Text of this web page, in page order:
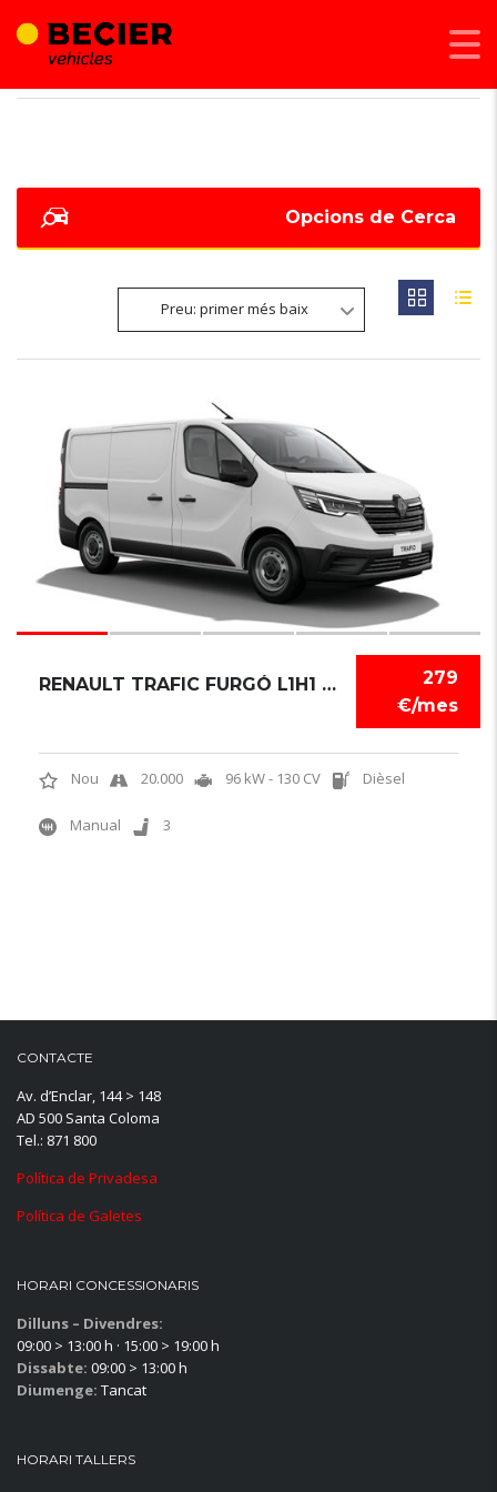
Opcions de Cerca
Preu: primer més baix
279
€/mes
RENAULT TRAFIC FURGÓ L1H1 BLUE DCI
Nou 20.000 96 kW - 130 CV Dièsel
Manual 3
CONTACTE
Av. d’Enclar, 144 > 148
AD 500 Santa Coloma
Tel.: 871 800
Política de Privadesa
Política de Galetes
HORARI CONCESSIONARIS
Dilluns – Divendres:
09:00 > 13:00 h · 15:00 > 19:00 h
Dissabte: 09:00 > 13:00 h
Diumenge: Tancat
HORARI TALLERS